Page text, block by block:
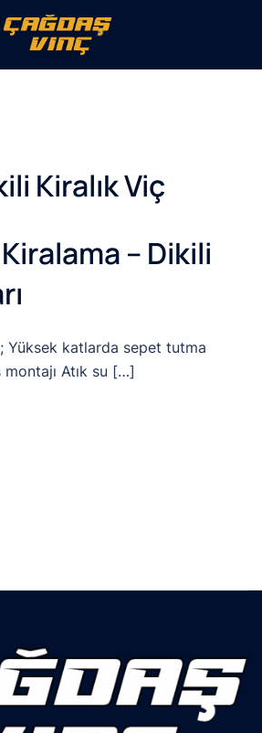
Kiralık Viç
– Dikili
Yüksek katlarda sepet tutma
Atık su […]